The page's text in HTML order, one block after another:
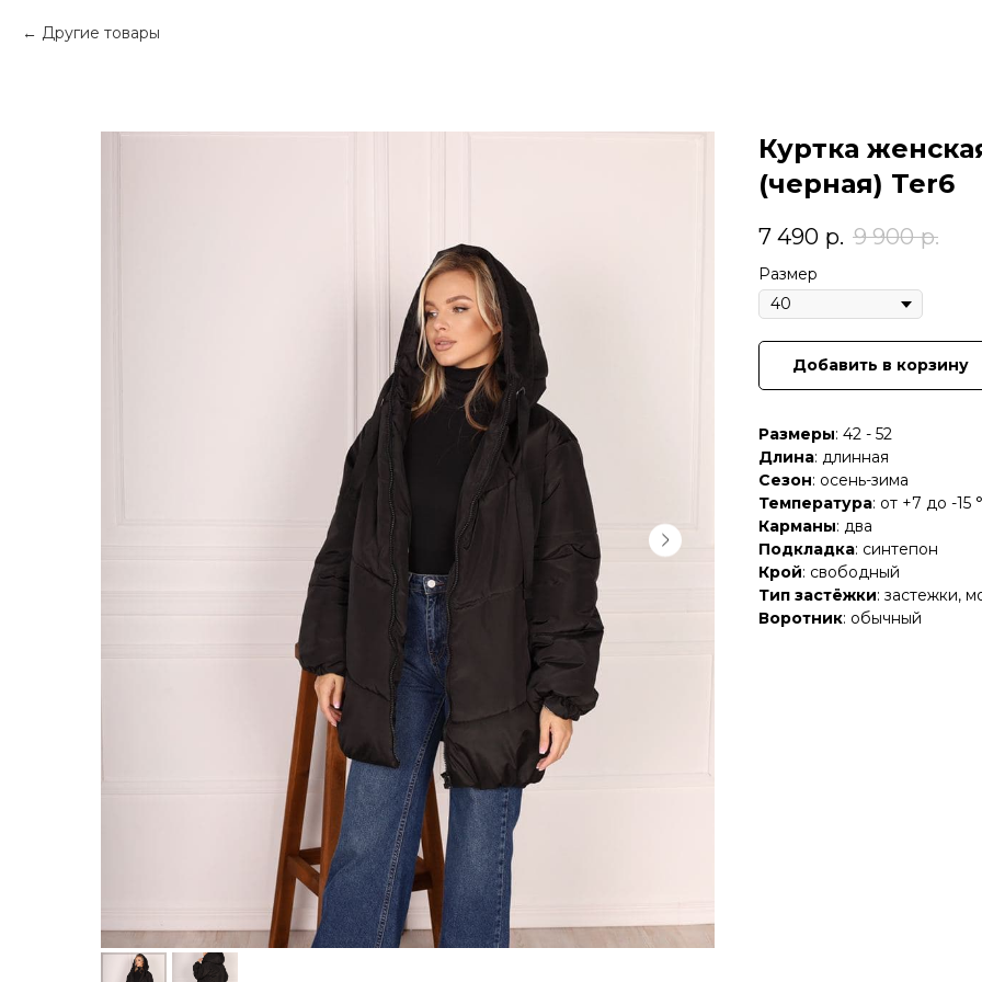
Другие товары
Куртка
(черная) Ter6
7 490 р. 9 900 р.
Размер
Добавить в корзину
Размеры: 42 - 52
Длина: длинная
Сезон: осень-зима
Температура: от +7 до -15
Карманы: два
Подкладка: синтепон
Крой: свободный
Тип застёжки: застежки,
Воротник: обычный